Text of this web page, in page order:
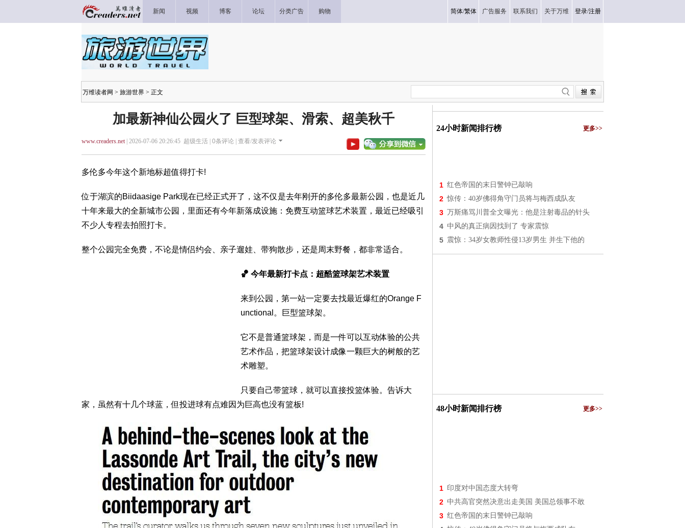
新闻 视频 博客 论坛 分类广告 购物 简体/繁体 广告服务 联系我们 关于万维 登录/注册
万维读者网 > 旅游世界 > 正文
加最新神仙公园火了 巨型球架、滑索、超美秋千
www.creaders.net| 2026-07-06 20:26:45 超级生活 | 0条评论 | 查看/发表评论
多伦多今年这个新地标超值得打卡!
位于湖滨的Biidaasige Park现在已经正式开了，这不仅是去年刚开的多伦多最新公园，也是近几
十年来最大的全新城市公园，里面还有今年新落成设施：免费互动篮球艺术装置，最近已经吸引
不少人专程去拍照打卡。
整个公园完全免费，不论是情侣约会、亲子遛娃、带狗散步，还是周末野餐，都非常适合。
🏀 今年最新打卡点：超酷篮球架艺术装置
来到公园，第一站一定要去找最近爆红的Orange F
unctional。巨型篮球架。
它不是普通篮球架，而是一件可以互动体验的公共
艺术作品，把篮球架设计成像一颗巨大的树般的艺
术雕塑。
只要自己带篮球，就可以直接投篮体验。告诉大
家，虽然有十几个球蓝，但投进球有点难因为巨高也没有篮板!
24小时新闻排行榜 更多>>
1 红色帝国的末日警钟已敲响
2 惊传：40岁佛得角守门员将与梅西成队友
3 万斯痛骂川普全文曝光：他是注射毒品的针头
4 中风的真正病因找到了 专家震惊
5 震惊：34岁女教师性侵13岁男生 并生下他的
48小时新闻排行榜 更多>>
1 印度对中国态度大转弯
2 中共高官突然决意出走美国 美国总领事不敢
3 红色帝国的末日警钟已敲响